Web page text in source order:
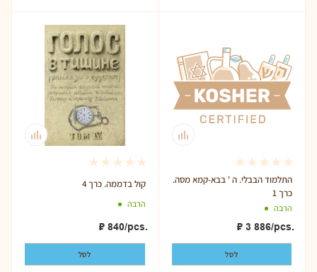
קול בדממה. כרך 4
הרבה
₽ 840/pcs.
לסל
התלמוד הבבלי. ה ' בבא-קמא מסה.
כרך 1
הרבה
₽ 3 886/pcs.
לסל